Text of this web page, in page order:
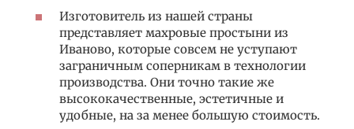
Изготовитель из нашей страны
представляет махровые простыни из
Иваново, которые совсем не уступают
заграничным соперникам в технологии
производства. Они точно такие же
высококачественные, эстетичные и
удобные, на за менее большую стоимость.